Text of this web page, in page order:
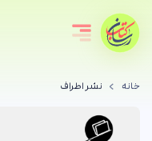
خانه نشر اطراف